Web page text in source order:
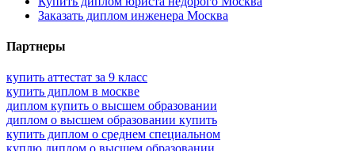
Заказать диплом инженера Москва
Партнеры
купить аттестат за 9 класс
купить диплом в москве
диплом купить о высшем образовании
диплом о высшем образовании купить
купить диплом о среднем специальном